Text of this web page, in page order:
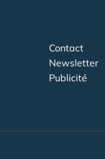
Contact
Newsletter
Publicité